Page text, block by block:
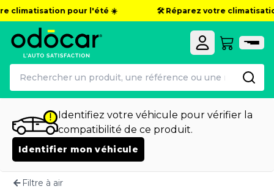
climatisation pour l'été ☀️ 🛠️ Réparez votre
Identifiez votre véhicule pour vérifier la
compatibilité de ce produit.
Identifier mon véhicule
Filtre à air